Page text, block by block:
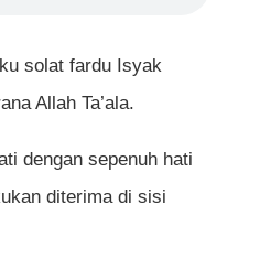
solat fardu Isyak
Allah Ta’ala.
dengan sepenuh hati
diterima di sisi